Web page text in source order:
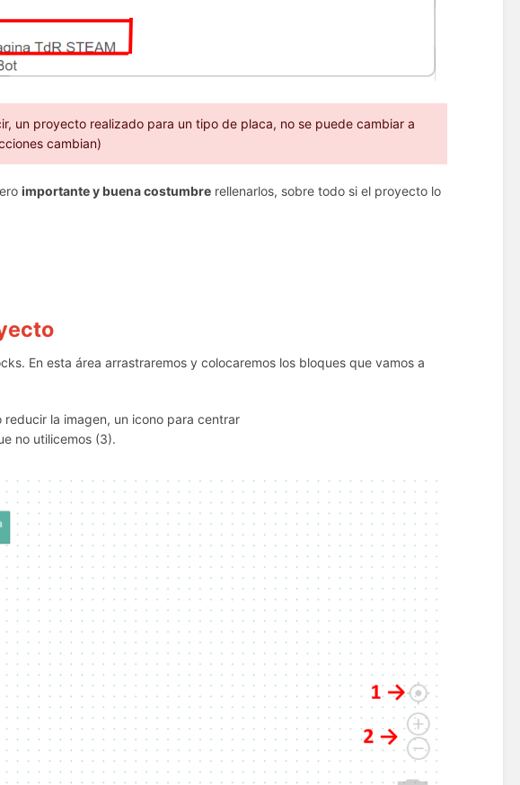
un proyecto realizado para un tipo de placa, no se puede cambiar a
cambian)
importante y buena costumbre rellenarlos, sobre todo si el proyecto lo
En esta área arrastraremos y colocaremos los bloques que vamos a
la imagen, un icono para centrar
no utilicemos (3).